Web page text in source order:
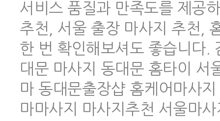
서비스 품질과 만족도를 제공
추천, 서울 출장 마사지 추천,
한 번 확인해보셔도 좋습니다
대문 마사지 동대문 홈타이 서
마 동대문출장샵 홈케어마사
마마사지 마사지추천 서울마